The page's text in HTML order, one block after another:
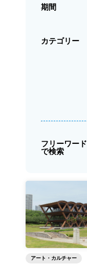
期間
カテゴリー
フリーワード
で検索
アート・カルチャー